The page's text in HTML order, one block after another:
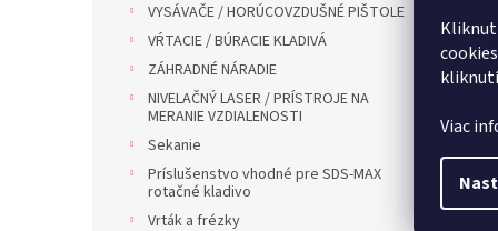
Viac
VYSÁVAČE / HORÚCOVZDUŠNÉ PIŠTOLE
VŔTACIE / BÚRACIE KLADIVÁ
ZÁHRADNÉ NÁRADIE
NIVELAČNÝ LASER / PRÍSTROJE NA
MERANIE VZDIALENOSTI
Sekanie
Príslušenstvo vhodné pre SDS-MAX
rotačné kladivo
Vrták a frézky